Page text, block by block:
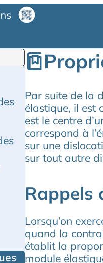
Par suite de la
élastique, il est
est le centre
correspond à
sur une
sur tout autre
Rappels
Lorsqu’on
quand la
établit la
module